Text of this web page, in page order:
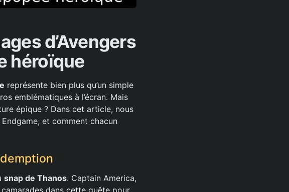
d’Avengers
héroïque
représente bien plus qu’un simple
emblématiques à l’écran. Mais
épique ? Dans cet article, nous
et comment chacun
snap de Thanos. Captain America,
dans cette quête pour